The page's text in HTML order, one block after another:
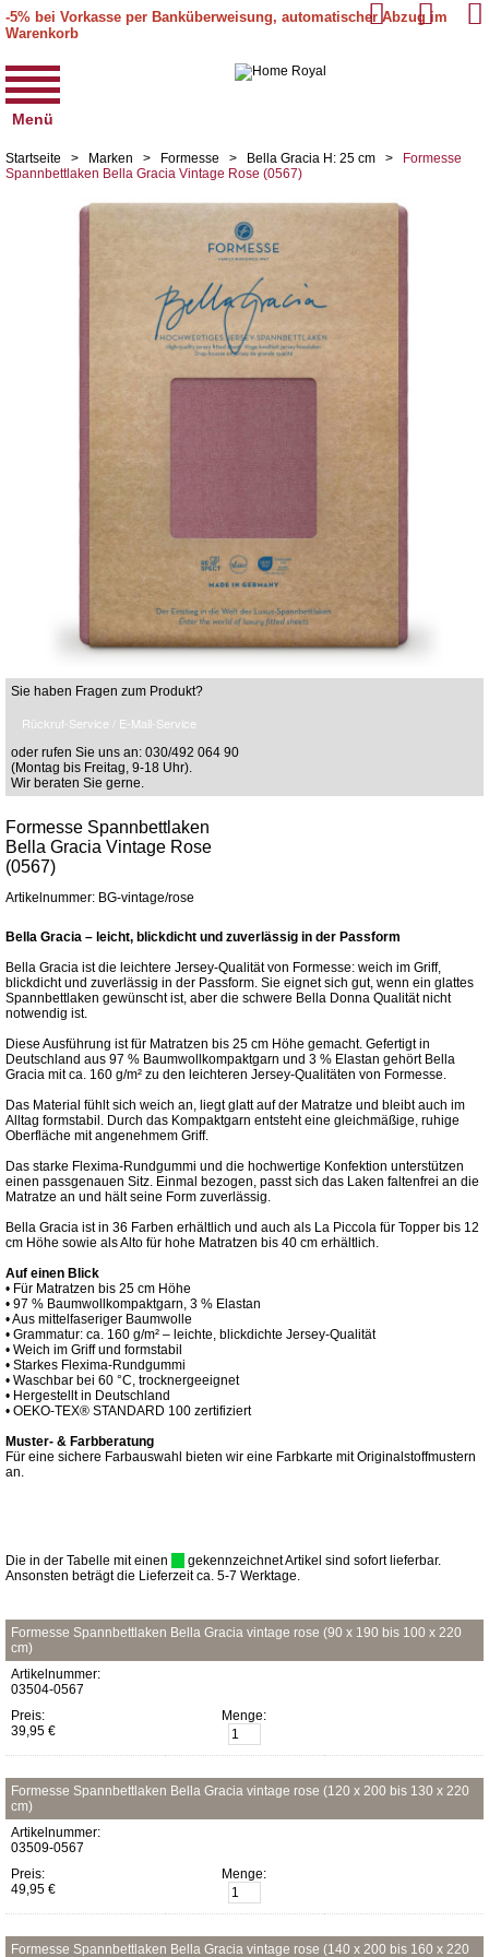
-5% bei Vorkasse per Banküberweisung, automatischer Abzug im
Warenkorb
Menü
Startseite > Marken > Formesse > Bella Gracia H: 25 cm >
Formesse
Spannbettlaken Bella Gracia Vintage Rose (0567)
Sie haben Fragen zum Produkt?
Rückruf-Service / E-Mail-Service
oder rufen Sie uns an: 030/492 064 90
(Montag bis Freitag, 9-18 Uhr).
Wir beraten Sie gerne.
Formesse Spannbettlaken
Bella Gracia Vintage Rose
(0567)
Artikelnummer: BG-vintage/rose
Bella Gracia – leicht, blickdicht und zuverlässig in der Passform
Bella Gracia ist die leichtere Jersey-Qualität von Formesse: weich im Griff,
blickdicht und zuverlässig in der Passform. Sie eignet sich gut, wenn ein glattes
Spannbettlaken gewünscht ist, aber die schwere Bella Donna Qualität nicht
notwendig ist.
Diese Ausführung ist für Matratzen bis 25 cm Höhe gemacht. Gefertigt in
Deutschland aus 97 % Baumwollkompaktgarn und 3 % Elastan gehört Bella
Gracia mit ca. 160 g/m² zu den leichteren Jersey-Qualitäten von Formesse.
Das Material fühlt sich weich an, liegt glatt auf der Matratze und bleibt auch im
Alltag formstabil. Durch das Kompaktgarn entsteht eine gleichmäßige, ruhige
Oberfläche mit angenehmem Griff.
Das starke Flexima-Rundgummi und die hochwertige Konfektion unterstützen
einen passgenauen Sitz. Einmal bezogen, passt sich das Laken faltenfrei an die
Matratze an und hält seine Form zuverlässig.
Bella Gracia ist in 36 Farben erhältlich und auch als La Piccola für Topper bis 12
cm Höhe sowie als Alto für hohe Matratzen bis 40 cm erhältlich.
Auf einen Blick
• Für Matratzen bis 25 cm Höhe
• 97 % Baumwollkompaktgarn, 3 % Elastan
• Aus mittelfaseriger Baumwolle
• Grammatur: ca. 160 g/m² – leichte, blickdichte Jersey-Qualität
• Weich im Griff und formstabil
• Starkes Flexima-Rundgummi
• Waschbar bei 60 °C, trocknergeeignet
• Hergestellt in Deutschland
• OEKO-TEX® STANDARD 100 zertifiziert
Muster- & Farbberatung
Für eine sichere Farbauswahl bieten wir eine Farbkarte mit Originalstoffmustern
an.
Die in der Tabelle mit einen
gekennzeichnet Artikel sind sofort lieferbar.
Ansonsten beträgt die Lieferzeit ca. 5-7 Werktage.
Formesse Spannbettlaken Bella Gracia vintage rose (90 x 190 bis 100 x 220
cm)
Artikelnummer:
03504-0567
Preis:
39,95 €
Menge:
Formesse Spannbettlaken Bella Gracia vintage rose (120 x 200 bis 130 x 220
cm)
Artikelnummer:
03509-0567
Preis:
49,95 €
Menge:
Formesse Spannbettlaken Bella Gracia vintage rose (140 x 200 bis 160 x 220